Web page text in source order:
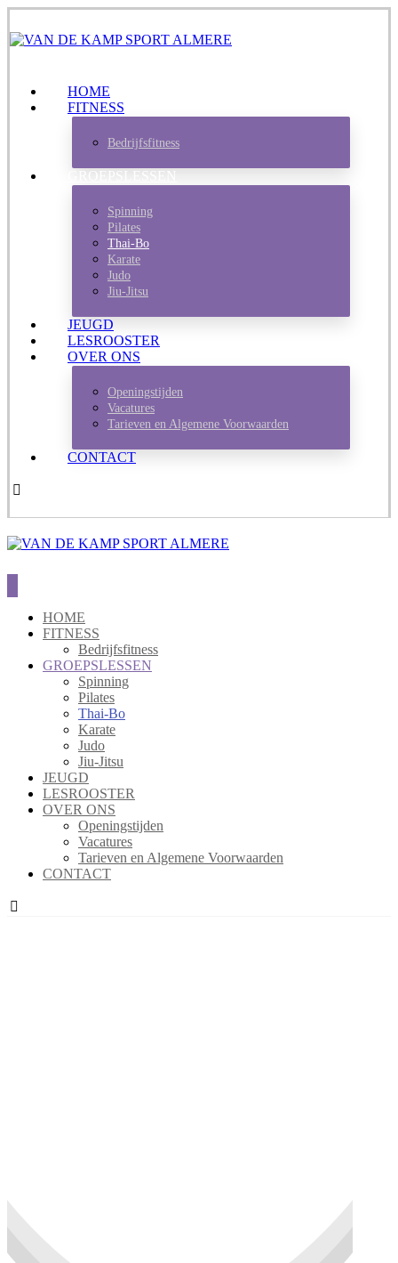
HOME
FITNESS
Bedrijfsfitness
GROEPSLESSEN
Spinning
Pilates
Thai-Bo
Karate
Judo
Jiu-Jitsu
JEUGD
LESROOSTER
OVER ONS
Openingstijden
Vacatures
Tarieven en Algemene Voorwaarden
CONTACT
HOME
FITNESS
Bedrijfsfitness
GROEPSLESSEN
Spinning
Pilates
Thai-Bo
Karate
Judo
Jiu-Jitsu
JEUGD
LESROOSTER
OVER ONS
Openingstijden
Vacatures
Tarieven en Algemene Voorwaarden
CONTACT